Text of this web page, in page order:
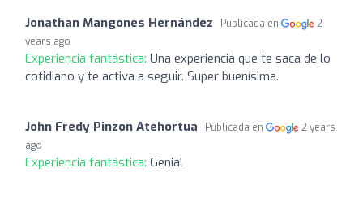
Jonathan Mangones Hernández Publicada en
2
years ago
Experiencia fantástica: Una experiencia que te saca de lo
cotidiano y te activa a seguir. Super buenísima.
John Fredy Pinzon Atehortua Publicada en
2 years
ago
Experiencia fantástica: Genial